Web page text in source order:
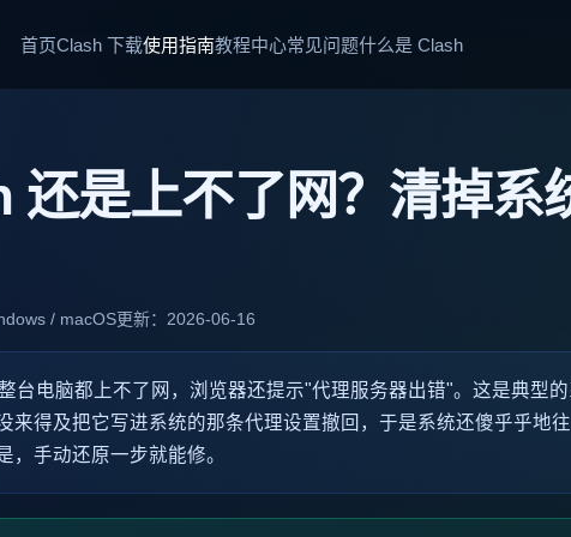
首页Clash 下载使用指南教程中心常见问题什么是 Clash
还是上不了网？清掉系
/ macOS更新：2026-06-16
台电脑都上不了网，浏览器还提示"代理服务器出错"。这是典型的
来得及把它写进系统的那条代理设置撤回，于是系统还傻乎乎地
，手动还原一步就能修。